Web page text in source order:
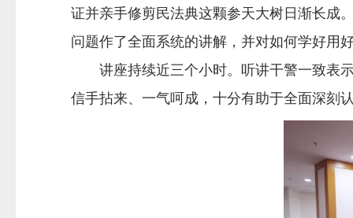
证并亲手修剪民法典这颗参天大树日渐长成
问题作了全面系统的讲解，并对如何学好用
讲座持续近三个小时。听讲干警一致表示
信手拈来、一气呵成，十分有助于全面深刻